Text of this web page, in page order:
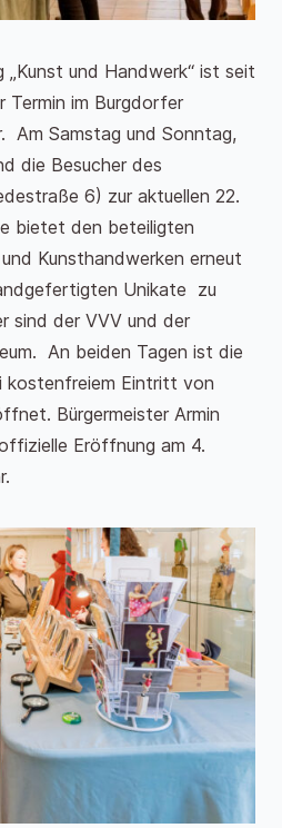
„Kunst und Handwerk“ ist seit
Termin im Burgdorfer
Am Samstag und Sonntag,
die Besucher des
6) zur aktuellen 22.
bietet den beteiligten
Kunsthandwerken erneut
Unikate zu
sind der VVV und der
An beiden Tagen ist die
kostenfreiem Eintritt von
Bürgermeister Armin
Eröffnung am 4.